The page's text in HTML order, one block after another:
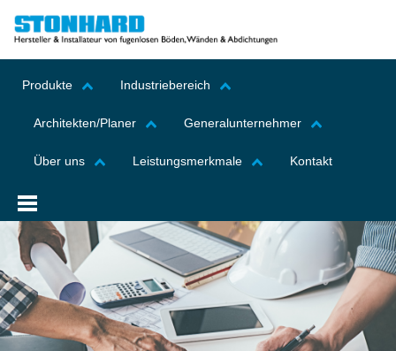
Produkte Industriebereich
Architekten/Planer Generalunternehmer
Über uns Leistungsmerkmale Kontakt